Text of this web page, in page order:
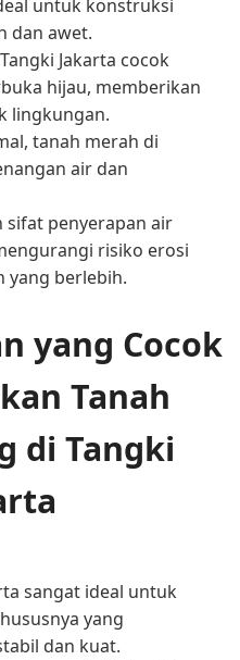
untuk konstruksi
dan awet.
Jakarta cocok
hijau, memberikan
lingkungan.
tanah merah di
air dan
sifat penyerapan air
risiko erosi
yang berlebih.
yang Cocok
Tanah
di Tangki
sangat ideal untuk
yang
dan kuat.